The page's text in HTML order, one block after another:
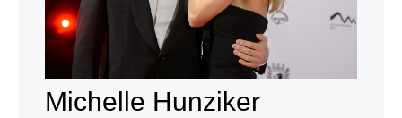
Michelle Hunziker